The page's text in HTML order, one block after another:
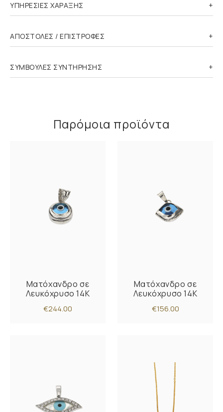
ΥΠΗΡΕΣΙΕΣ ΧΑΡΑΞΗΣ
ΑΠΟΣΤΟΛΕΣ / ΕΠΙΣΤΡΟΦΕΣ
ΣΥΜΒΟΥΛΕΣ ΣΥΝΤΗΡΗΣΗΣ
Παρόμοια προϊόντα
Ματόχανδρο σε
Λευκόχρυσο 14K
€244.00
Ματόχανδρο σε
Λευκόχρυσο 14K
€156.00